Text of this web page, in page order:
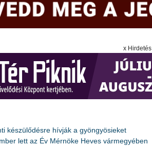
x Hirdetés
készülődésre hívják a gyöngyösieket
lett az Év Mérnöke Heves vármegyében